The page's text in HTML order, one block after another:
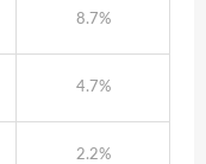
8.7%
4.7%
2.2%